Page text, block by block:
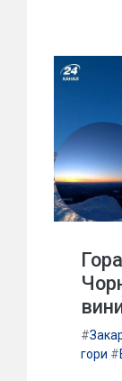
#
гори #